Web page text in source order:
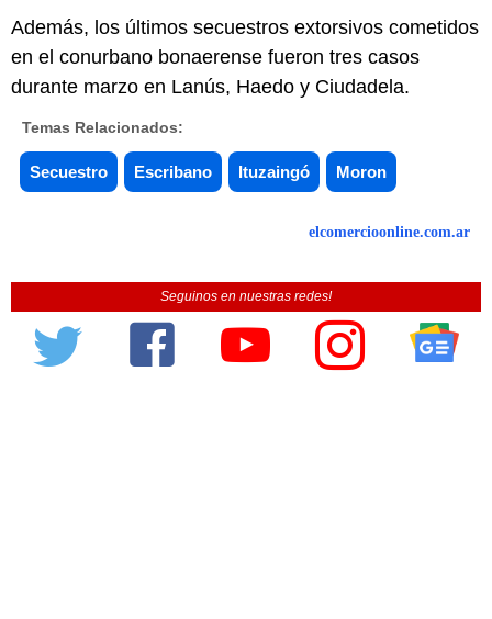
Además, los últimos secuestros extorsivos cometidos
en el conurbano bonaerense fueron tres casos
durante marzo en Lanús, Haedo y Ciudadela.
Temas Relacionados:
Secuestro Escribano Ituzaingó Moron
elcomercioonline.com.ar
Seguinos en nuestras redes!